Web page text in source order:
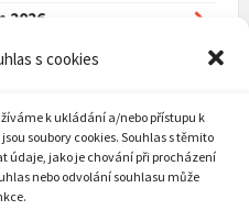
s cookies
k ukládání a/nebo přístupu k
soubory cookies. Souhlas s těmito
údaje, jako je chování při procházení
nebo odvolání souhlasu může
2026
Next
THU FRI SUN
6 7 8
9
13 14 15
16
20 21 22
23